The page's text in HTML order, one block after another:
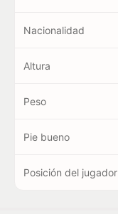
Nacionalidad
Altura
Peso
Pie bueno
Posición del jugador